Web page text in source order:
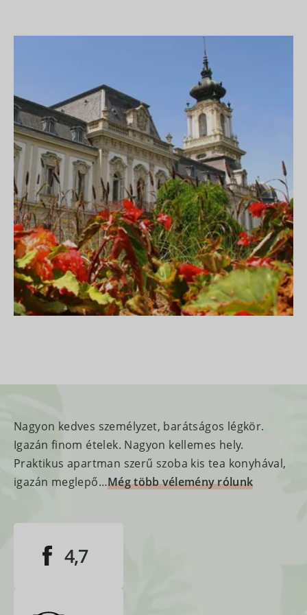
Nagyon kedves személyzet, barátságos légkör.
Igazán finom ételek. Nagyon kellemes hely.
Praktikus apartman szerű szoba kis tea konyhával,
igazán meglepő…Még több vélemény rólunk
4,7